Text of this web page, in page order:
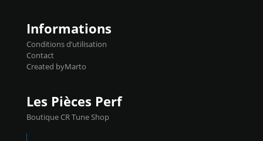
Informations
Conditions d’utilisation
Contact
Created byMarto
Les Pièces Perf
Boutique CR Tune Shop